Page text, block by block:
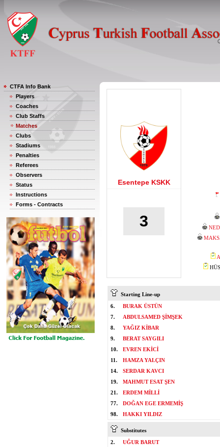
CTFA Info Bank
Players
Coaches
Club Staffs
Matches
Clubs
Stadiums
Penalties
Referees
Observers
Status
Instructions
Forms - Contracts
Esentepe KSKK
3
Starting Line-up
6.
BURAK ÜSTÜN
7.
ABDULSAMED ŞİMŞEK
8.
YAĞIZ KİBAR
9.
BERAT SAYGILI
10.
EVREN EKİCİ
11.
HAMZA YALÇIN
14.
SERDAR KAVCI
19.
MAHMUT ESAT ŞEN
21.
ERDEM MİLLİ
77.
DOĞAN EGE ERMEMİŞ
98.
HAKKI YILDIZ
Substitutes
2.
UĞUR BARUT